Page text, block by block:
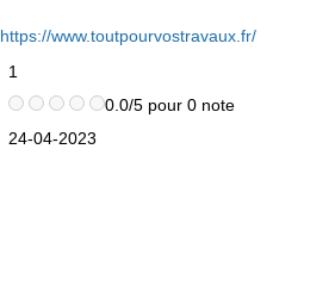
https://www.toutpourvostravaux.fr/
1
0.0/5 pour 0 note
24-04-2023